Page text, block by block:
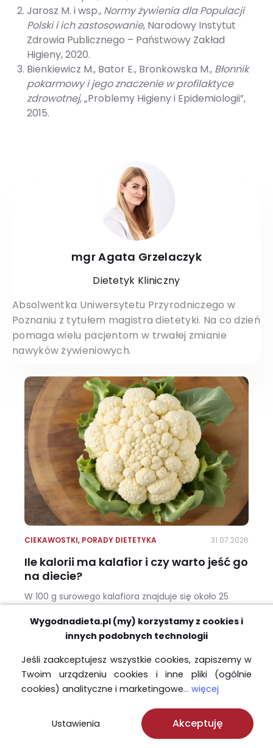
Jarosz M. i wsp., Normy żywienia dla Populacji
Polski i ich zastosowanie, Narodowy Instytut
Zdrowia Publicznego – Państwowy Zakład
Higieny, 2020.
Bienkiewicz M., Bator E., Bronkowska M., Błonnik
pokarmowy i jego znaczenie w profilaktyce
zdrowotnej, „Problemy Higieny i Epidemiologii”,
2015.
mgr Agata Grzelaczyk
Dietetyk Kliniczny
Absolwentka Uniwersytetu Przyrodniczego w
Poznaniu z tytułem magistra dietetyki. Na co dzień
pomaga wielu pacjentom w trwałej zmianie
nawyków żywieniowych.
CIEKAWOSTKI, PORADY DIETETYKA 31.07.2026
Ile kalorii ma kalafior i czy warto jeść go
na diecie?
W 100 g surowego kalafiora znajduje się około 25
wodzie lub na parze – o ile nie dodaje się do niego
masła, bułki tartej, sosów albo dużej ilości tłuszczu.
wartości odżywczej.
Wygodnadieta.pl (my) korzystamy z cookies i
innych podobnych technologii
Jeśli zaakceptujesz wszystkie cookies, zapiszemy w
Twoim urządzeniu cookies i inne pliki (ogólnie
cookies) analityczne i marketingowe... więcej
Ustawienia Akceptuję